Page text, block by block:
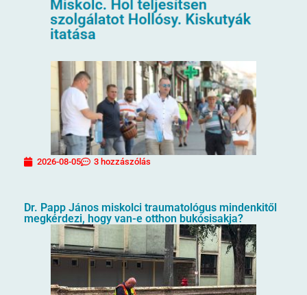
2026-08-05 3 hozzászólás
Dr. Papp János miskolci traumatológus mindenkitől
megkérdezi, hogy van-e otthon bukósisakja?